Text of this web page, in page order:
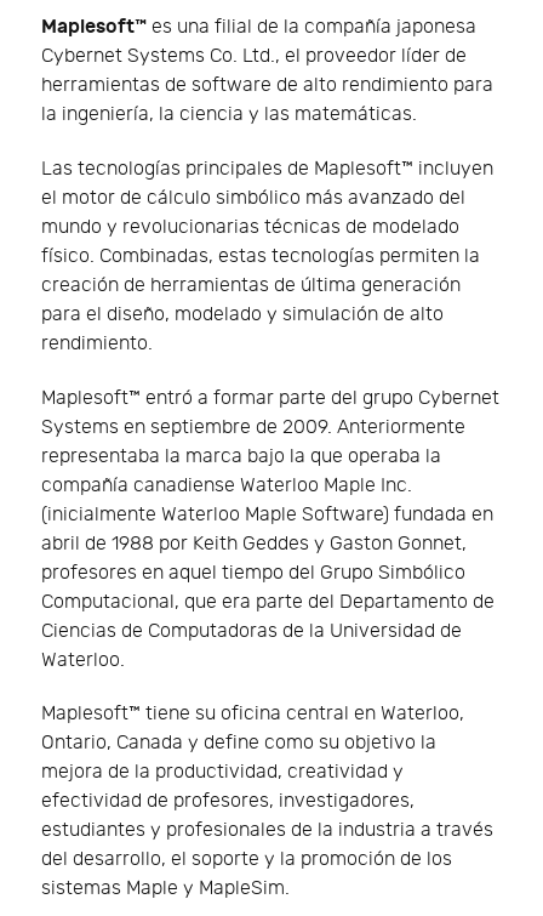
Maplesoft™ es una filial de la compañía japonesa
Cybernet Systems Co. Ltd., el proveedor líder de
herramientas de software de alto rendimiento para
la ingeniería, la ciencia y las matemáticas.
Las tecnologías principales de Maplesoft™ incluyen
el motor de cálculo simbólico más avanzado del
mundo y revolucionarias técnicas de modelado
físico. Combinadas, estas tecnologías permiten la
creación de herramientas de última generación
para el diseño, modelado y simulación de alto
rendimiento.
Maplesoft™ entró a formar parte del grupo Cybernet
Systems en septiembre de 2009. Anteriormente
representaba la marca bajo la que operaba la
compañía canadiense Waterloo Maple Inc.
(inicialmente Waterloo Maple Software) fundada en
abril de 1988 por Keith Geddes y Gaston Gonnet,
profesores en aquel tiempo del Grupo Simbólico
Computacional, que era parte del Departamento de
Ciencias de Computadoras de la Universidad de
Waterloo.
Maplesoft™ tiene su oficina central en Waterloo,
Ontario, Canada y define como su objetivo la
mejora de la productividad, creatividad y
efectividad de profesores, investigadores,
estudiantes y profesionales de la industria a través
del desarrollo, el soporte y la promoción de los
sistemas Maple y MapleSim.